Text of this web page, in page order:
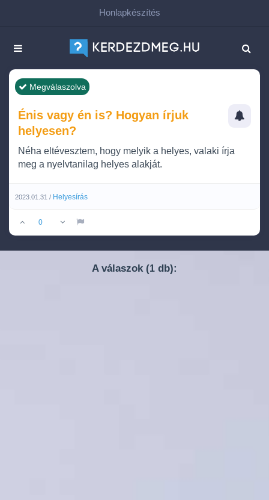
Honlapkészítés
Megválaszolva
Énis vagy én is? Hogyan írjuk
helyesen?
Néha eltévesztem, hogy melyik a helyes, valaki írja
meg a nyelvtanilag helyes alakját.
2023.01.31 / Helyesírás
0
A válaszok (1 db):